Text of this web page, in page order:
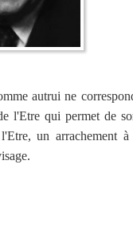
autrui ne
l'Etre qui permet de
un arrachement